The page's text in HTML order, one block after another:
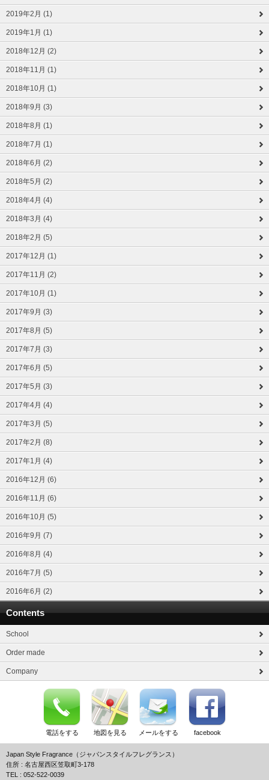
2019年2月 (1)
2019年1月 (1)
2018年12月 (2)
2018年11月 (1)
2018年10月 (1)
2018年9月 (3)
2018年8月 (1)
2018年7月 (1)
2018年6月 (2)
2018年5月 (2)
2018年4月 (4)
2018年3月 (4)
2018年2月 (5)
2017年12月 (1)
2017年11月 (2)
2017年10月 (1)
2017年9月 (3)
2017年8月 (5)
2017年7月 (3)
2017年6月 (5)
2017年5月 (3)
2017年4月 (4)
2017年3月 (5)
2017年2月 (8)
2017年1月 (4)
2016年12月 (6)
2016年11月 (6)
2016年10月 (5)
2016年9月 (7)
2016年8月 (4)
2016年7月 (5)
2016年6月 (2)
Contents
School
Order made
Company
電話をする 地図を見る メールをする facebook
Japan Style Fragrance（ジャパンスタイルフレグランス）
住所 : 名古屋西区笠取町3-178
TEL : 052-522-0039